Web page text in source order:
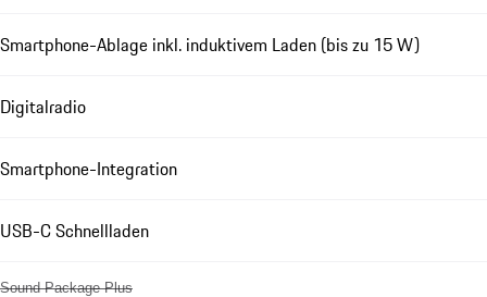
Smartphone-Ablage inkl. induktivem Laden (bis zu 15 W)
Digitalradio
Smartphone-Integration
USB-C Schnellladen
Sound Package Plus